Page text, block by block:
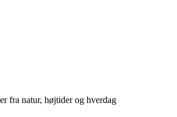
fra natur, højtider og hverdag